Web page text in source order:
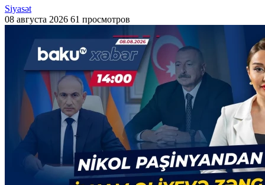
Siyasət
08 августа 2026 61 просмотров